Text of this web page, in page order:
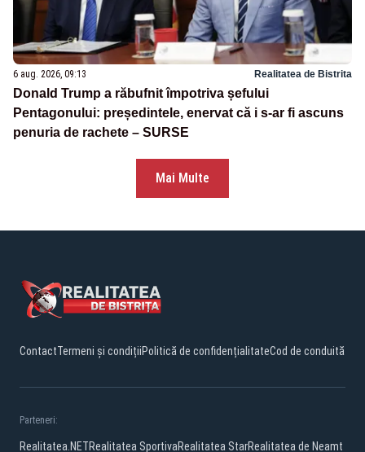
6 aug. 2026, 09:13 Realitatea de Bistrita
Donald Trump a răbufnit împotriva șefului
Pentagonului: președintele, enervat că i s-ar fi ascuns
penuria de rachete – SURSE
Mai Multe
ContactTermeni și condițiiPolitică de confidențialitateCod de conduită
Parteneri:
Realitatea.NETRealitatea SportivaRealitatea StarRealitatea de Neamt